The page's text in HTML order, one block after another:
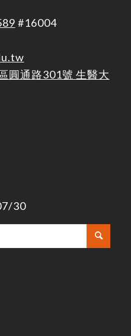
#16004
圓通路301號 生醫大
30